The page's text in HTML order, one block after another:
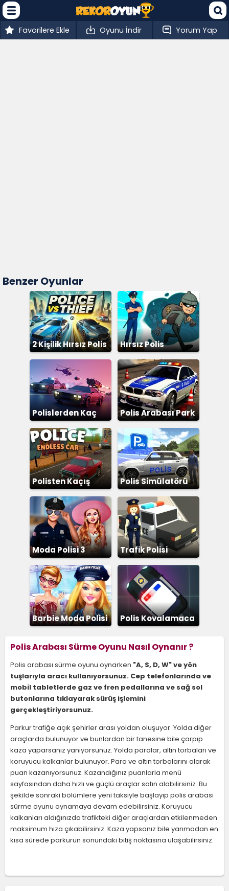
Favorilere Ekle Oyunu İndir Yorum Yap
Benzer Oyunlar
2 Kişilik Hırsız Polis Hırsız Polis
Polislerden Kaç
Polis Arabası Park
Polisten Kaçış Polis Simülatörü
Moda Polisi 3 Trafik Polisi
Barbie Moda Polisi Polis Kovalamaca
Polis Arabası Sürme Oyunu Nasıl Oynanır ?
Polis arabası sürme oyunu oynarken "A, S, D, W" ve yön
tuşlarıyla aracı kullanıyorsunuz. Cep telefonlarında ve
mobil tabletlerde gaz ve fren pedallarına ve sağ sol
butonlarına tıklayarak sürüş işlemini
gerçekleştiriyorsunuz.
Parkur trafiğe açık şehirler arası yoldan oluşuyor. Yolda diğer
araçlarda bulunuyor ve bunlardan bir tanesine bile çarpıp
kaza yaparsanız yanıyorsunuz. Yolda paralar, altın torbaları ve
koruyucu kalkanlar bulunuyor. Para ve altın torbalarını alarak
puan kazanıyorsunuz. Kazandığınız puanlarla menü
sayfasından daha hızlı ve güçlü araçlar satın alabilirsiniz. Bu
şekilde sonraki bölümlere yeni taksiyle başlayıp polis arabası
sürme oyunu oynamaya devam edebilirsiniz. Koruyucu
kalkanları aldığınızda trafikteki diğer araçlardan etkilenmeden
maksimum hıza çıkabilirsiniz. Kaza yapsanız bile yanmadan en
kısa sürede parkurun sonundaki bitiş noktasına ulaşabilirsiniz.